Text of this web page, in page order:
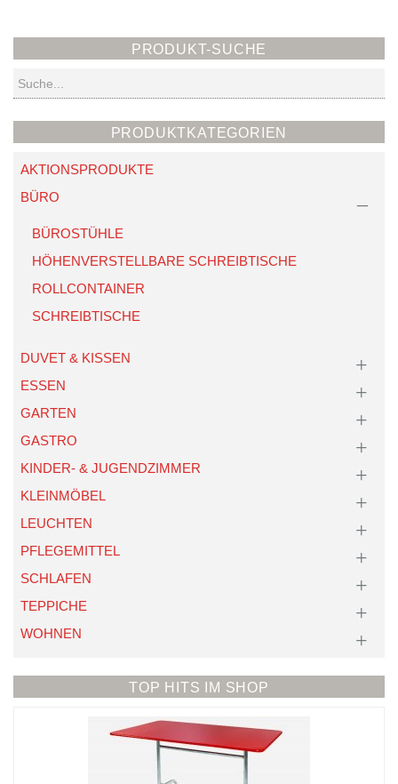
PRODUKT-SUCHE
Suchen
PRODUKTKATEGORIEN
AKTIONSPRODUKTE
BÜRO
BÜROSTÜHLE
HÖHENVERSTELLBARE SCHREIBTISCHE
ROLLCONTAINER
SCHREIBTISCHE
DUVET & KISSEN
ESSEN
GARTEN
GASTRO
KINDER- & JUGENDZIMMER
KLEINMÖBEL
LEUCHTEN
PFLEGEMITTEL
SCHLAFEN
TEPPICHE
WOHNEN
TOP HITS IM SHOP